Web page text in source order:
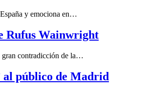
y emociona en…
Rufus Wainwright
gran contradicción de la…
al público de Madrid